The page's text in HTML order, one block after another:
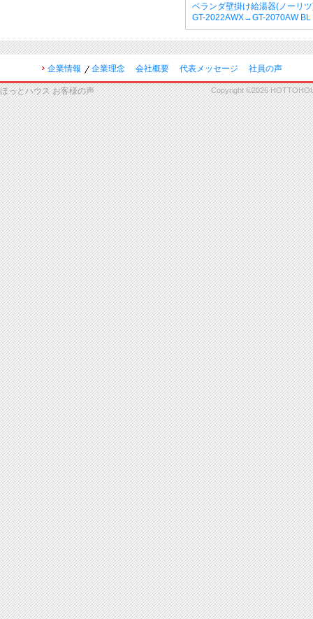
ベランダ壁掛け給湯器(ノーリ
GT-2022AWX→GT-2070AW BL
企業情報 企業理念 会社概要 代表メッセージ 社員の声
ほっとハウス お客様の声 Copyright ©2026